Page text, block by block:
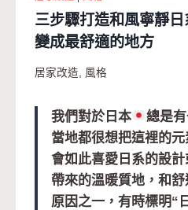
三步驟打造和風寧靜
變成最舒適的地方
居家改造 風格
我們對於日本
總是
當地都很想把這裡的
會如此喜愛日系的設
帶來的溫暖質地，和
原因之一，有時標明“